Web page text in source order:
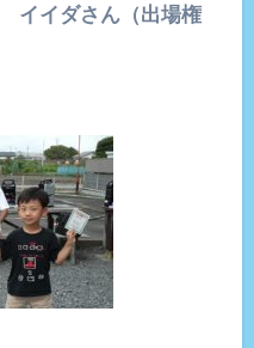
イイダさん（出場権